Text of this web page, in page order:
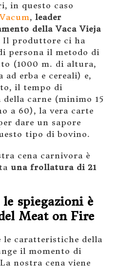
in questo caso
Vacum, leader
della Vaca Vieja
Il produttore ci ha
persona il metodo di
(1000 m. di altura,
ad erba e cereali) e,
il tempo di
carne (minimo 15
a 60), la vera carte
dare un sapore
tipo di bovino.
cena carnivora è
una frollatura di 21
le spiegazioni è
Meat on Fire
le caratteristiche della
il momento di
nostra cena viene